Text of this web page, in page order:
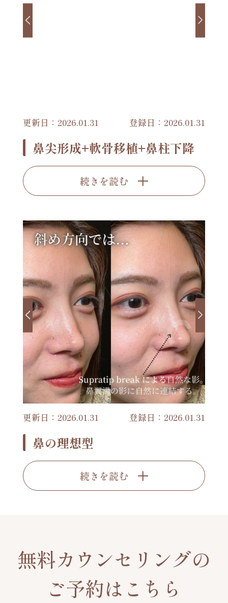
更新日：2026.01.31 登録日：2026.01.31
鼻尖形成+軟骨移植+鼻柱下降
続きを読む
更新日：2026.01.31 登録日：2026.01.31
鼻の理想型
続きを読む
無料カウンセリングの
ご予約はこちら